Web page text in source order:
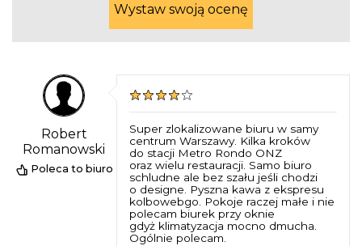
Wystaw swoją ocenę
Robert
Romanowski
Poleca to biuro
Super zlokalizowane biuru w samy
centrum Warszawy. Kilka kroków
do stacji Metro Rondo ONZ
oraz wielu restauracji. Samo biuro
schludne ale bez szału jeśli chodzi
o designe. Pyszna kawa z ekspresu
kolbowebgo. Pokoje raczej małe i nie
polecam biurek przy oknie
gdyż klimatyzacja mocno dmucha.
Ogólnie polecam.